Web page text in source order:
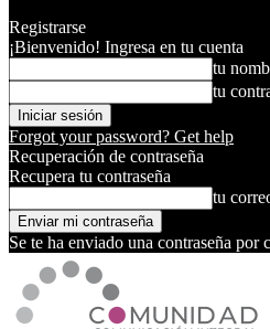
Registrarse
¡Bienvenido! Ingresa en tu cuenta
tu
tu
Forgot your password? Get help
Recuperación de contraseña
Recupera tu contraseña
tu
Se te ha enviado una contraseña por